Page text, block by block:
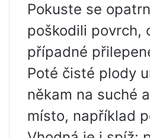
Pokuste se
poškodili povrch,
případné
Poté čisté plody
někam na suché
místo, například